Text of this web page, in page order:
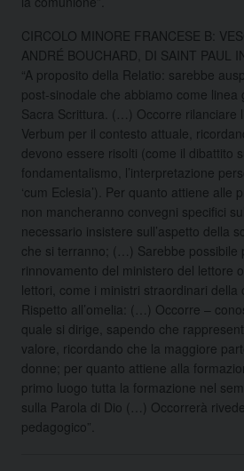
CIRCOLO MINORE FRANCESE B:
ANDRÉ BOUCHARD, DI SAINT PAUL
“A proposito della Relatio: sarebbe
post-sinodale che abbiamo come linea
Sacra Scrittura. (…) Occorre rilanciare
Verbum per il contesto attuale,
devono essere risolti (come il dibattito
fondamentalismo, l’interpretazione
‘cum Eclesia’). Per quanto attiene alle
non mancheranno convegni specifici
necessario insistere sull’aspetto della
che si terranno; (…) Sarebbe possibile
rinnovamento del ministero del lettore
lettori, come i ministri straordinari
Rispetto all’omelia: (…) Occorre –
quale si dirige, sapendo che
valore, ricordando che la maggiore
donne; per quanto attiene alla
primo luogo tutta la formazione nel
sulla Parola di Dio (…) Occorrerà
pedagogico”.